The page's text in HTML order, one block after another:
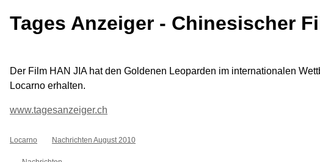
Tages Anzeiger - Chinesischer
Der Film HAN JIA hat den Goldenen Leoparden im internationalen
Locarno erhalten.
www.tagesanzeiger.ch
Locarno Nachrichten August 2010